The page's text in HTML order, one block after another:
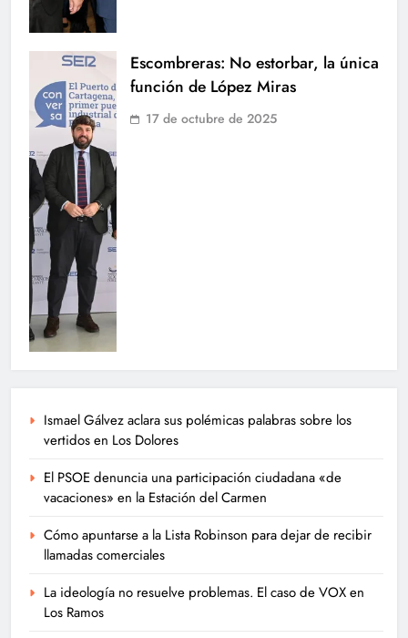
Ismael Gálvez aclara sus polémicas palabras sobre los
vertidos en Los Dolores
El PSOE denuncia una participación ciudadana «de
vacaciones» en la Estación del Carmen
Cómo apuntarse a la Lista Robinson para dejar de recibir
llamadas comerciales
La ideología no resuelve problemas. El caso de VOX en
Los Ramos
Escombreras: No estorbar, la única
función de López Miras
17 de octubre de 2025